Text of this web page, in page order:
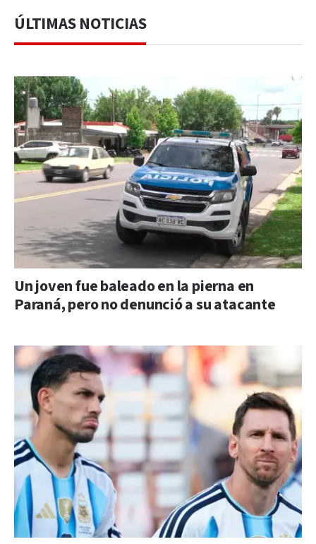
ÚLTIMAS NOTICIAS
Un joven fue baleado en la pierna en
Paraná, pero no denunció a su atacante